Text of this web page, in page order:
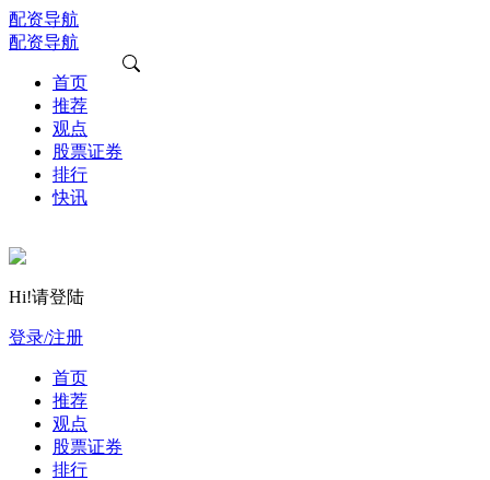
配资导航
配资导航
首页
推荐
观点
股票证券
排行
快讯
Hi!请登陆
登录/注册
首页
推荐
观点
股票证券
排行